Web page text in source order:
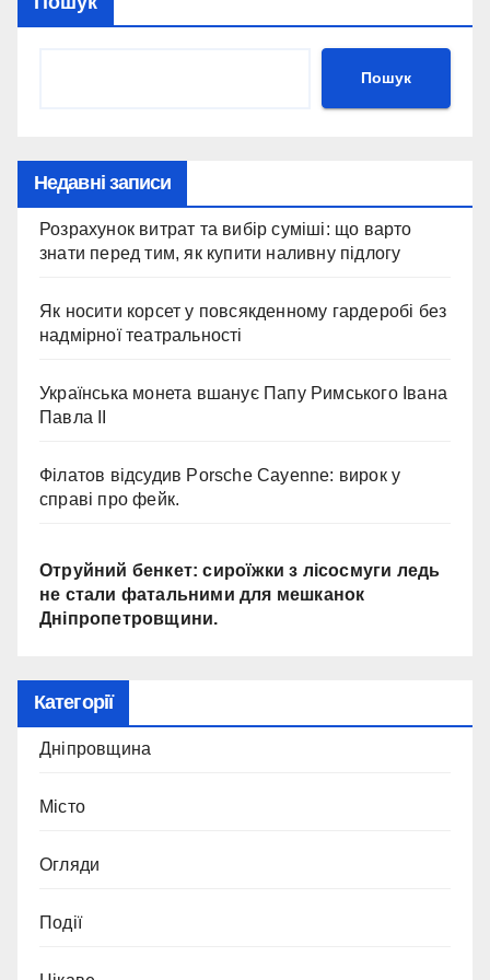
Пошук
Недавні записи
Розрахунок витрат та вибір суміші: що варто
знати перед тим, як купити наливну підлогу
Як носити корсет у повсякденному гардеробі без
надмірної театральності
Українська монета вшанує Папу Римського Івана
Павла II
Філатов відсудив Porsche Cayenne: вирок у
справі про фейк.
Отруйний бенкет: сироїжки з лісосмуги ледь
не стали фатальними для мешканок
Дніпропетровщини.
Категорії
Дніпровщина
Місто
Огляди
Події